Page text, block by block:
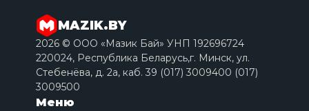
MAZIK.BY
2026 © ООО «Мазик Бай» УНП 192696724
220024, Республика Беларусь,г. Минск, ул.
Стебенёва, д. 2a, каб. 39 (017) 3009400 (017)
3009500
Меню